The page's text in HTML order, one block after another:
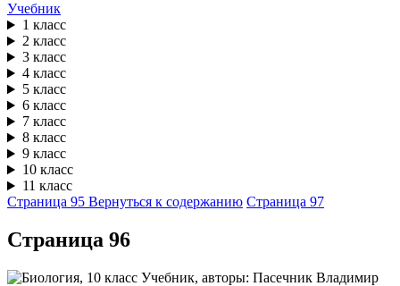
Учебник
1 класс
2 класс
3 класс
4 класс
5 класс
6 класс
7 класс
8 класс
9 класс
10 класс
11 класс
Страница 95 Вернуться к содержанию Страница 97
Cтраница 96